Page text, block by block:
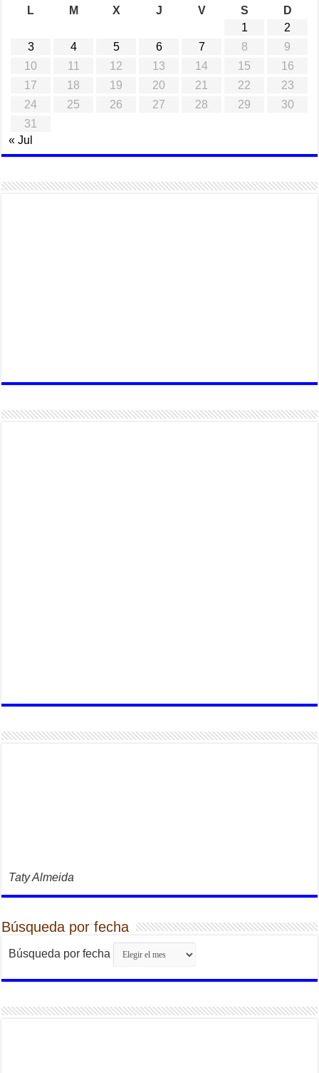
L
M X J V S
D
1
2
3
4 5 6 7 8
9
10
11 12 13 14 15
16
17
18 19 20 21 22
23
24
25 26 27 28 29
30
31
« Jul
Taty Almeida
Búsqueda por fecha
Búsqueda por fecha